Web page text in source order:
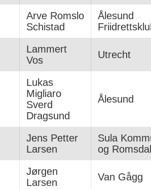
Arve Romslo
Schistad
Ålesund
Lammert
Vos
Utrecht
Lukas
Migliaro
Sverd
Dragsund
Ålesund
Jens Petter
Larsen
Sula
og Romsdal
Jørgen
Larsen
Van Gågg